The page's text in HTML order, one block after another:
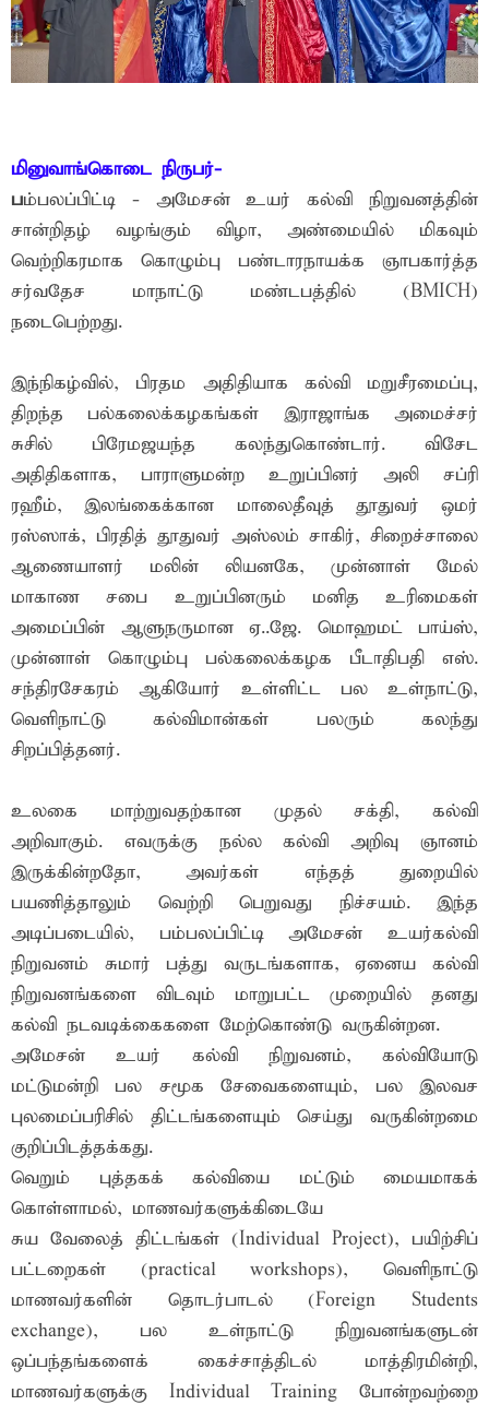
மினுவாங்கொடை நிருபர்-
பம்பலப்பிட்டி - அமேசன் உயர் கல்வி நிறுவனத்தின்
சான்றிதழ் வழங்கும் விழா, அண்மையில் மிகவும்
வெற்றிகரமாக கொழும்பு பண்டாரநாயக்க ஞாபகார்த்த
சர்வதேச மாநாட்டு மண்டபத்தில் (BMICH)
நடைபெற்றது.
இந்நிகழ்வில், பிரதம அதிதியாக கல்வி மறுசீரமைப்பு,
திறந்த பல்கலைக்கழகங்கள் இராஜாங்க அமைச்சர்
சுசில் பிரேமஜயந்த கலந்துகொண்டார். விசேட
அதிதிகளாக, பாராளுமன்ற உறுப்பினர் அலி சப்ரி
ரஹீம், இலங்கைக்கான மாலைதீவுத் தூதுவர் ஒமர்
ரஸ்ஸாக், பிரதித் தூதுவர் அஸ்லம் சாகிர், சிறைச்சாலை
ஆணையாளர் மலின் லியனகே, முன்னாள் மேல்
மாகாண சபை உறுப்பினரும் மனித உரிமைகள்
அமைப்பின் ஆளுநருமான ஏ..ஜே. மொஹமட் பாய்ஸ்,
முன்னாள் கொழும்பு பல்கலைக்கழக பீடாதிபதி எஸ்.
சந்திரசேகரம் ஆகியோர் உள்ளிட்ட பல உள்நாட்டு,
வெளிநாட்டு கல்விமான்கள் பலரும் கலந்து
சிறப்பித்தனர்.
உலகை மாற்றுவதற்கான முதல் சக்தி, கல்வி
அறிவாகும். எவருக்கு நல்ல கல்வி அறிவு ஞானம்
இருக்கின்றதோ, அவர்கள் எந்தத் துறையில்
பயணித்தாலும் வெற்றி பெறுவது நிச்சயம். இந்த
அடிப்படையில், பம்பலப்பிட்டி அமேசன் உயர்கல்வி
நிறுவனம் சுமார் பத்து வருடங்களாக, ஏனைய கல்வி
நிறுவனங்களை விடவும் மாறுபட்ட முறையில் தனது
கல்வி நடவடிக்கைகளை மேற்கொண்டு வருகின்றன.
அமேசன் உயர் கல்வி நிறுவனம், கல்வியோடு
மட்டுமன்றி பல சமூக சேவைகளையும், பல இலவச
புலமைப்பரிசில் திட்டங்களையும் செய்து வருகின்றமை
குறிப்பிடத்தக்கது.
வெறும் புத்தகக் கல்வியை மட்டும் மையமாகக்
கொள்ளாமல், மாணவர்களுக்கிடையே
சுய வேலைத் திட்டங்கள் (Individual Project), பயிற்சிப்
பட்டறைகள் (practical workshops), வெளிநாட்டு
மாணவர்களின் தொடர்பாடல் (Foreign Students
exchange), பல உள்நாட்டு நிறுவனங்களுடன்
ஒப்பந்தங்களைக் கைச்சாத்திடல் மாத்திரமின்றி,
மாணவர்களுக்கு Individual Training போன்றவற்றை